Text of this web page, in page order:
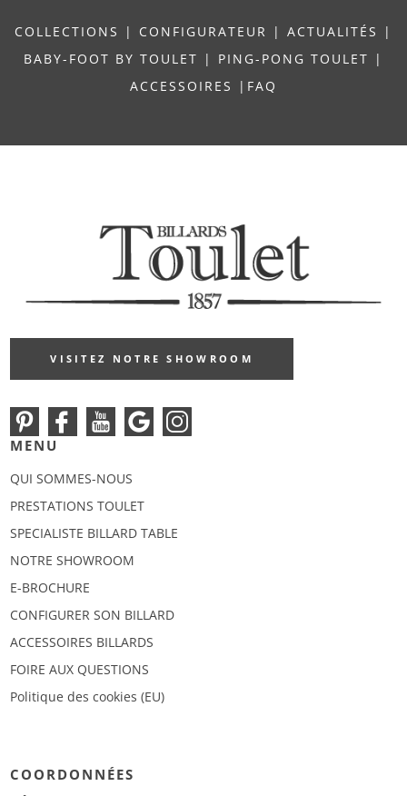
COLLECTIONS | CONFIGURATEUR | ACTUALITÉS
|
BABY-FOOT BY TOULET | PING-PONG TOULET |
ACCESSOIRES
| FAQ
VISITEZ NOTRE SHOWROOM
MENU
QUI SOMMES-NOUS
PRESTATIONS TOULET
SPECIALISTE BILLARD TABLE
NOTRE SHOWROOM
E-BROCHURE
CONFIGURER SON BILLARD
ACCESSOIRES BILLARDS
FOIRE AUX QUESTIONS
Politique des cookies (EU)
COORDONNÉES